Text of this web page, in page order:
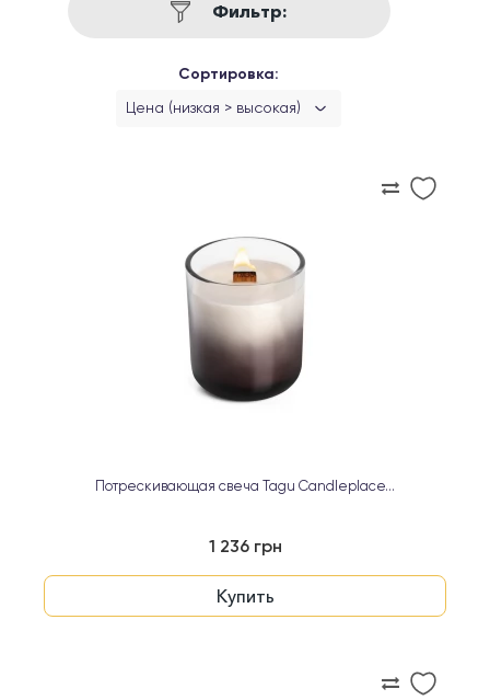
Фильтр:
Сортировка:
Цена (низкая > высокая)
Потрескивающая свеча Tagu Candleplace...
1 236 грн
Купить